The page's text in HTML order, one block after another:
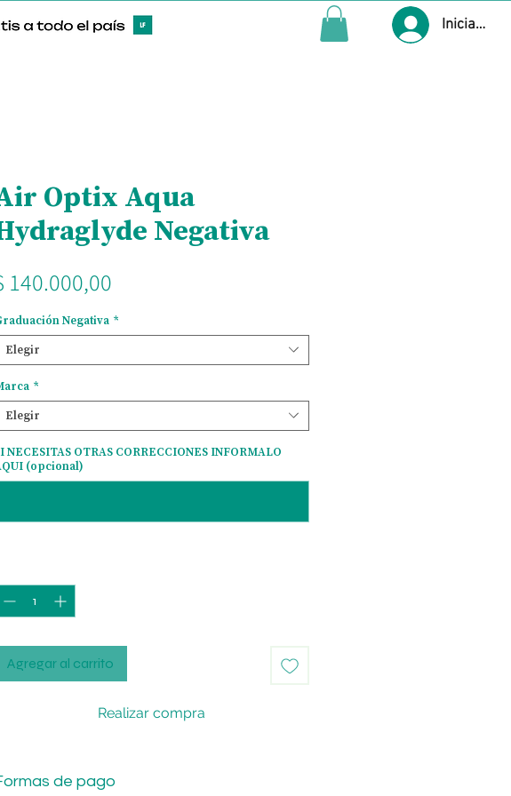
Iniciar
Optix Aqua
Negativa
140.000,00
Negativa *
Elegir
*
Elegir
NECESITAS OTRAS CORRECCIONES INFORMALO
(opcional)
Agregar al carrito
Realizar compra
de pago